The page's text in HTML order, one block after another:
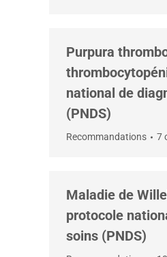
Purpura
national de
(PNDS)
Recommandations 7
Maladie de
protocole
soins (PNDS)